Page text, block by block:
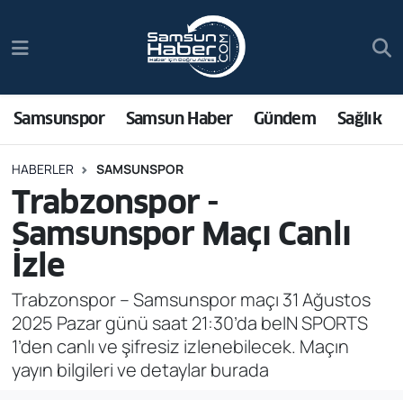
Samsunspor Samsun Haber Gündem Sağlık
HABERLER SAMSUNSPOR
Trabzonspor -
Samsunspor Maçı Canlı
İzle
Trabzonspor – Samsunspor maçı 31 Ağustos
2025 Pazar günü saat 21:30’da beIN SPORTS
1’den canlı ve şifresiz izlenebilecek. Maçın
yayın bilgileri ve detaylar burada
Samsun Haber
Sağlık
Asayiş
Bilim ve Teknoloji
Bölge
Dünya
Trafik Durumu
Süper Lig Puan Durumu ve Fikstür
Tüm Manşetler
Son Dakika Haberleri
Haber Arşivi